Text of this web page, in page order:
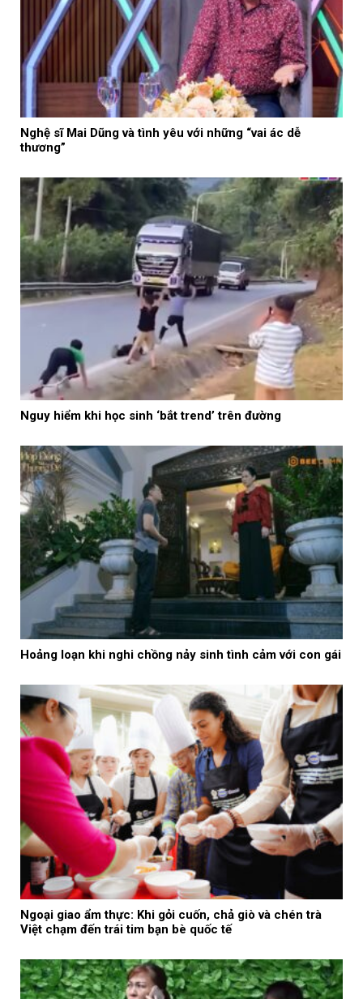
Nghệ sĩ Mai Dũng và tình yêu với những “vai ác dễ
thương”
Nguy hiểm khi học sinh ‘bắt trend’ trên đường
Hoảng loạn khi nghi chồng nảy sinh tình cảm với con gái
Ngoại giao ẩm thực: Khi gỏi cuốn, chả giò và chén trà
Việt chạm đến trái tim bạn bè quốc tế